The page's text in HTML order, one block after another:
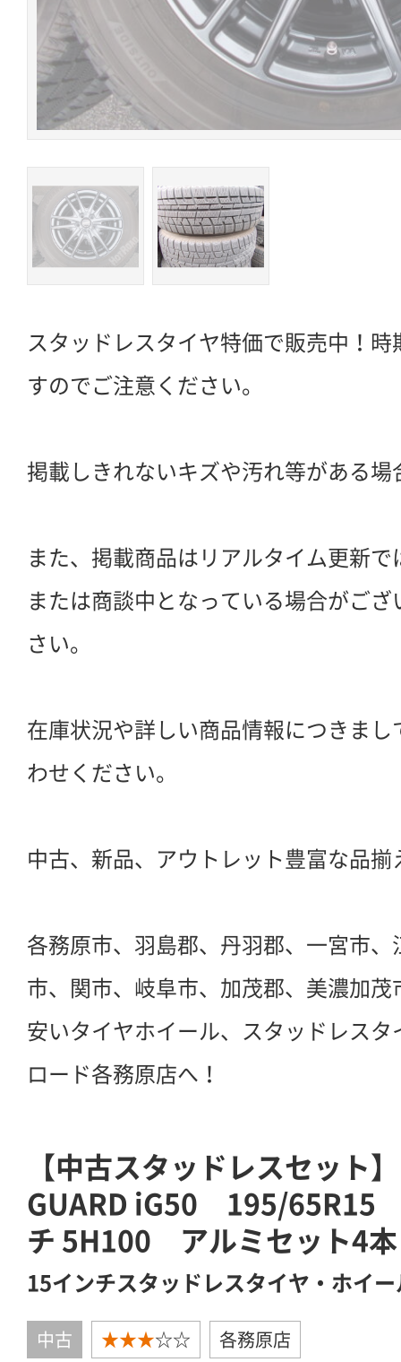
スタッドレスタイヤ特価で販売中！
すのでご注意ください。
掲載しきれないキズや汚れ等がある場
また、掲載商品はリアルタイム更新
または商談中となっている場合がご
さい。
在庫状況や詳しい商品情報につきま
わせください。
中古、新品、アウトレット豊富な品揃
各務原市、羽島郡、丹羽郡、一宮市
市、関市、岐阜市、加茂郡、美濃加茂
安いタイヤホイール、スタッドレス
ロード各務原店へ！
【中古スタッドレスセット
GUARD iG50 195/65R15
チ 5H100 アルミセット4本
15インチスタッドレスタイヤ・ホイ
中古 ★★★☆☆ 各務原店